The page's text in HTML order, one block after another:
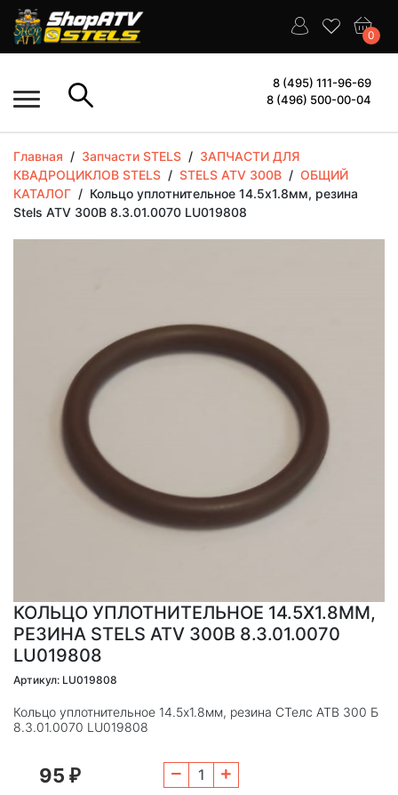
0
8 (495) 111-96-69
8 (496) 500-00-04
Главная / Запчасти STELS / ЗАПЧАСТИ ДЛЯ
КВАДРОЦИКЛОВ STELS / STELS ATV 300B / ОБЩИЙ
КАТАЛОГ / Кольцо уплотнительное 14.5х1.8мм, резина
Stels ATV 300B 8.3.01.0070 LU019808
КОЛЬЦО УПЛОТНИТЕЛЬНОЕ 14.5Х1.8ММ,
РЕЗИНА STELS ATV 300B 8.3.01.0070
LU019808
Артикул: LU019808
Кольцо уплотнительное 14.5х1.8мм, резина СТелс АТВ 300 Б
8.3.01.0070 LU019808
95 ₽